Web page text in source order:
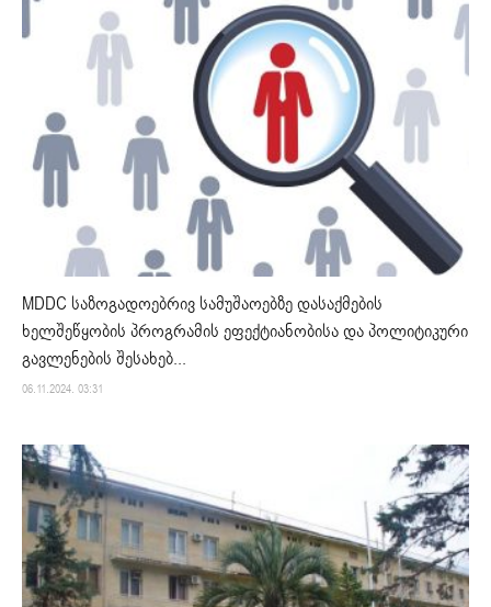
MDDC საზოგადოებრივ სამუშაოებზე დასაქმების
ხელშეწყობის პროგრამის ეფექტიანობისა და პოლიტიკური
გავლენების შესახებ...
06.11.2024. 03:31